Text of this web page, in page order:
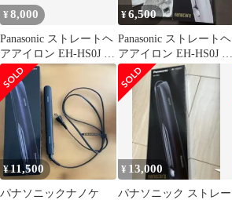
¥8,000
Panasonic ストレートヘ
アアイロン EH-HS0J 本
体
¥6,500
Panasonic ストレートヘ
アアイロン EH-HS0J 本
体
¥11,500
パナソニックナノケ
¥ 13,000
パナソニック ストレー